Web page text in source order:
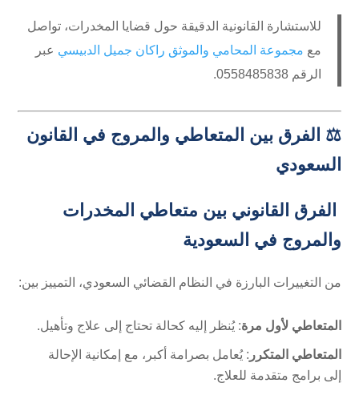
للاستشارة القانونية الدقيقة حول قضايا المخدرات، تواصل
مع مجموعة المحامي والموثق راكان جميل الدبيسي عبر
الرقم ⁦0558485838⁩.
⚖️ الفرق بين المتعاطي والمروج في القانون
السعودي
الفرق القانوني بين متعاطي المخدرات
والمروج في السعودية
من التغييرات البارزة في النظام القضائي السعودي، التمييز بين:
المتعاطي لأول مرة: يُنظر إليه كحالة تحتاج إلى علاج وتأهيل.
المتعاطي المتكرر : يُعامل بصرامة أكبر، مع إمكانية الإحالة
إلى برامج متقدمة للعلاج.